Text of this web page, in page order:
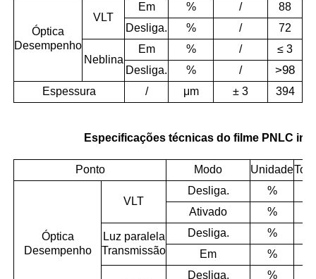
Óptica
Desempenho
VLT
Em % /
88
Desliga.
% / 72
Neblina
Em % /
≤ 3
Desliga.
% / >98
Espessura / μm ± 3 394
Especificações técnicas do filme PNLC
Ponto Modo Unidade
Óptica
Desempenho
VLT
Desliga.
%
Ativado
%
Luz paralela
Transmissão
Desliga.
%
Em
%
Desliga.
%